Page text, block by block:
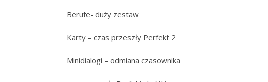
Berufe- duży zestaw
Karty – czas przeszły Perfekt 2
Minidialogi – odmiana czasownika